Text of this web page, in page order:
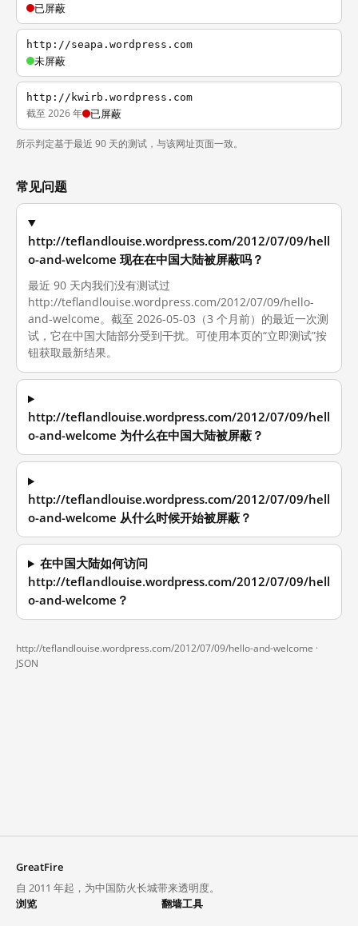
已屏蔽
http://seapa.wordpress.com
未屏蔽
http://kwirb.wordpress.com
截至 2026 年 已屏蔽
所示判定基于最近 90 天的测试，与该网址页面一致。
常见问题
http://teflandlouise.wordpress.com/2012/07/09/hell
o-and-welcome 现在在中国大陆被屏蔽吗？
最近 90 天内我们没有测试过
http://teflandlouise.wordpress.com/2012/07/09/hello-
and-welcome。截至 2026-05-03（3 个月前）的最近一次测
试，它在中国大陆部分受到干扰。可使用本页的“立即测试”按
钮获取最新结果。
http://teflandlouise.wordpress.com/2012/07/09/hell
o-and-welcome 为什么在中国大陆被屏蔽？
http://teflandlouise.wordpress.com/2012/07/09/hell
o-and-welcome 从什么时候开始被屏蔽？
在中国大陆如何访问
http://teflandlouise.wordpress.com/2012/07/09/hell
o-and-welcome？
http://teflandlouise.wordpress.com/2012/07/09/hello-and-welcome ·
JSON
GreatFire
自 2011 年起，为中国防火长城带来透明度。
浏览
翻墙工具